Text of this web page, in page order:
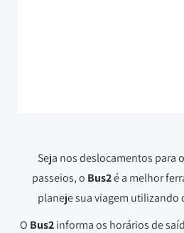
Seja nos deslocamentos para
passeios, o Bus2é a melhor
planeje sua viagem
O Bus2informa os horários de